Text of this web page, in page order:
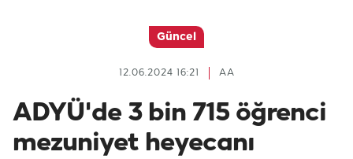
Güncel
AA
12.06.2024 16:21
ADYÜ'de 3 bin 715 öğrenci
mezuniyet heyecanı